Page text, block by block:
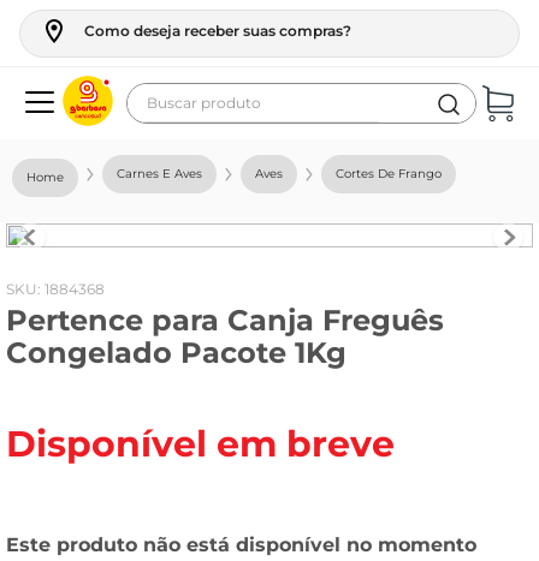
Como deseja receber suas compras?
Buscar produto
Carnes E Aves Aves Cortes De Frango
: 1884368
Pertence para Canja Freguês
Congelado Pacote 1Kg
Disponível em breve
geladeira
fogao
café
cerveja
vinho